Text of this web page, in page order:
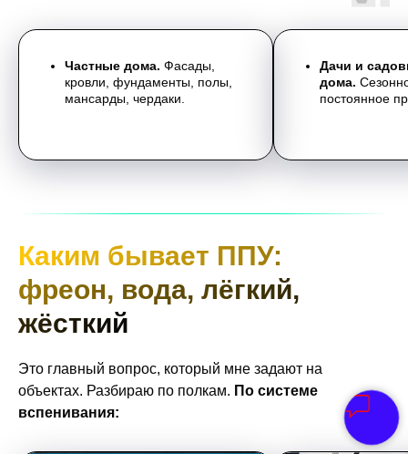
Частные дома. Фасады,
кровли, фундаменты, полы,
мансарды, чердаки.
Дачи и
дома.
постоянное
Каким бывает ППУ:
фреон, вода, лёгкий,
жёсткий
Это главный вопрос, который мне задают на
объектах. Разбираю по полкам. По системе
вспенивания: